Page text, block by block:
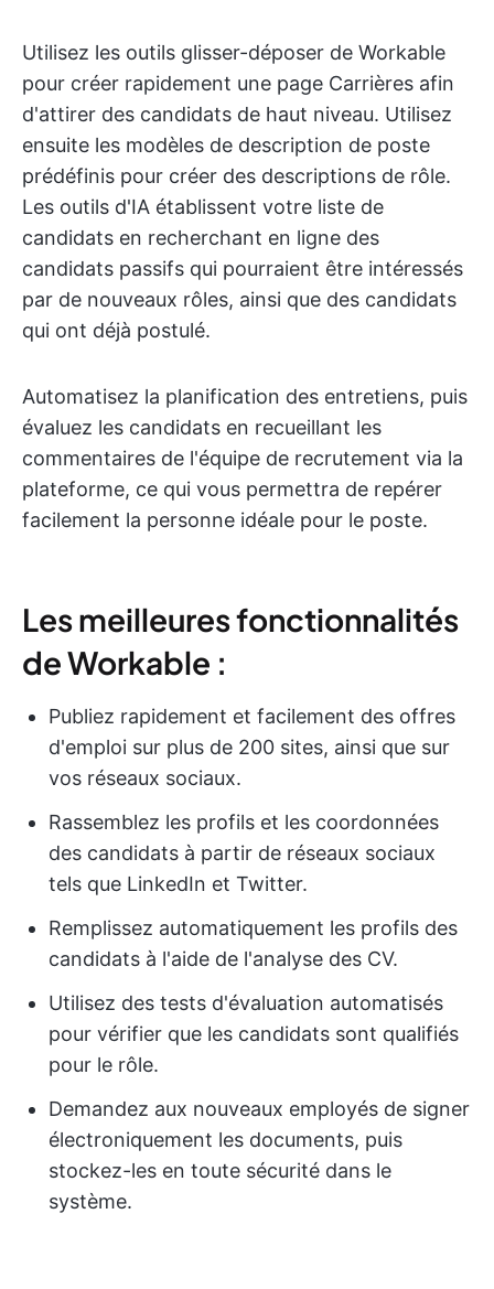
Utilisez les outils glisser-déposer de Workable
pour créer rapidement une page Carrières afin
d'attirer des candidats de haut niveau. Utilisez
ensuite les modèles de description de poste
prédéfinis pour créer des descriptions de rôle.
Les outils d'IA établissent votre liste de
candidats en recherchant en ligne des
candidats passifs qui pourraient être intéressés
par de nouveaux rôles, ainsi que des candidats
qui ont déjà postulé.
Automatisez la planification des entretiens, puis
évaluez les candidats en recueillant les
commentaires de l'équipe de recrutement via la
plateforme, ce qui vous permettra de repérer
facilement la personne idéale pour le poste.
Les meilleures fonctionnalités
de Workable :
Publiez rapidement et facilement des offres
d'emploi sur plus de 200 sites, ainsi que sur
vos réseaux sociaux.
Rassemblez les profils et les coordonnées
des candidats à partir de réseaux sociaux
tels que LinkedIn et Twitter.
Remplissez automatiquement les profils des
candidats à l'aide de l'analyse des CV.
Utilisez des tests d'évaluation automatisés
pour vérifier que les candidats sont qualifiés
pour le rôle.
Demandez aux nouveaux employés de signer
électroniquement les documents, puis
stockez-les en toute sécurité dans le
système.